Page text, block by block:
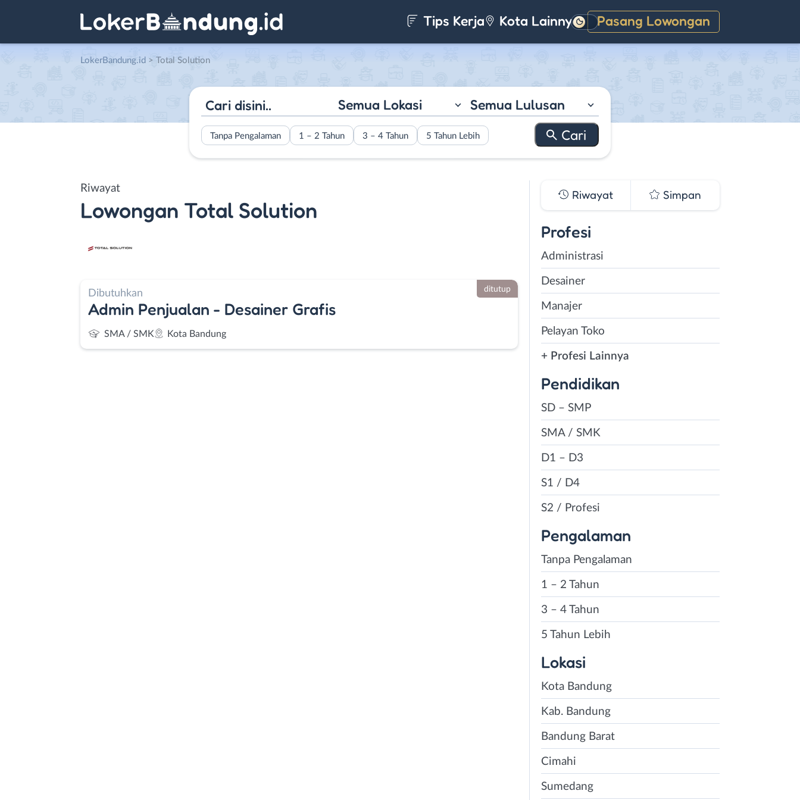
Tips Kerja Kota Lainnya Pasang Lowongan
Gelap
LokerBandung.id > Total Solution
Semua Lokasi Semua Lulusan
Tanpa Pengalaman 1 – 2 Tahun 3 – 4 Tahun 5 Tahun Lebih
Riwayat
Lowongan Total Solution
Dibutuhkan
Admin Penjualan - Desainer Grafis
SMA / SMK Kota Bandung
ditutup
Riwayat Simpan
Profesi
Administrasi
Desainer
Manajer
Pelayan Toko
+ Profesi Lainnya
Pendidikan
SD – SMP
SMA / SMK
D1 – D3
S1 / D4
S2 / Profesi
Pengalaman
Tanpa Pengalaman
1 – 2 Tahun
3 – 4 Tahun
5 Tahun Lebih
Lokasi
Kota Bandung
Kab. Bandung
Bandung Barat
Cimahi
Sumedang